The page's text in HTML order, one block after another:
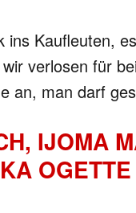
Kaufleuten,
verlosen für
an, man darf
IJOMA
OGETTE